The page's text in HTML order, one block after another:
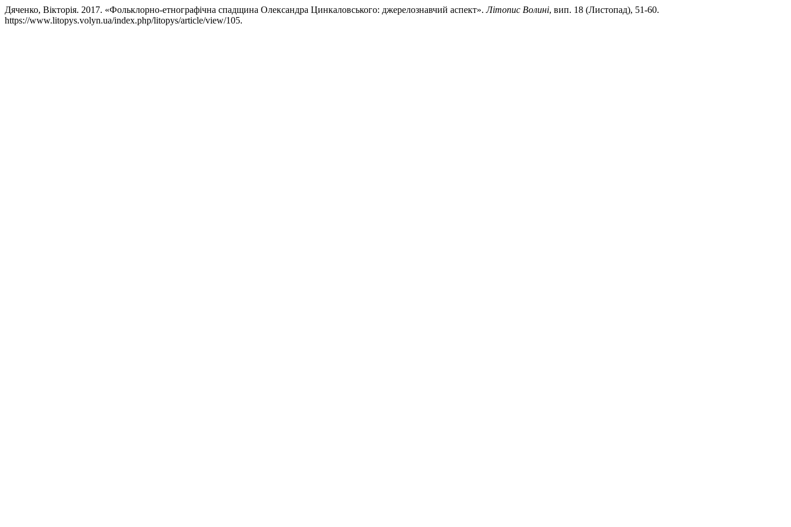
Дяченко, Вікторія. 2017. «Фольклорно-етнографічна спадщина Олександра Цинкаловського: джерелознавчий аспект».Літопис Волині, вип. 18 (Листопад), 51-60.
https://www.litopys.volyn.ua/index.php/litopys/article/view/105.